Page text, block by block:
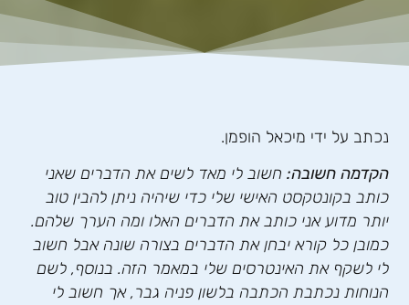
נכתב על ידי מיכאל הופמן.
הקדמה חשובה: חשוב לי מאד לשים את הדברים שאני
כותב בקונטקסט האישי שלי כדי שיהיה ניתן להבין טוב
יותר מדוע אני כותב את הדברים האלו ומה הערך שלהם.
כמובן כל קורא יבחן את הדברים בצורה שונה אבל חשוב
לי לשקף את האינטרסים שלי במאמר הזה. בנוסף, לשם
הנוחות נכתבת הכתבה בלשון פניה גבר, אך חשוב לי